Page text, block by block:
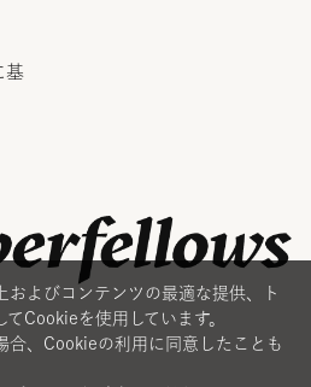
基
およびコンテンツの最適な提供、ト
Cookieを使用しています。
合、Cookieの利用に同意したことも